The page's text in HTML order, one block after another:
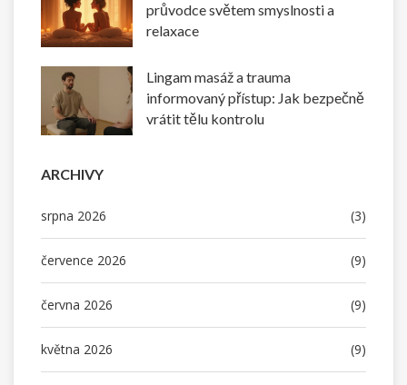
průvodce světem smyslnosti a
relaxace
Lingam masáž a trauma
informovaný přístup: Jak bezpečně
vrátit tělu kontrolu
ARCHIVY
srpna 2026 (3)
července 2026 (9)
června 2026 (9)
května 2026 (9)